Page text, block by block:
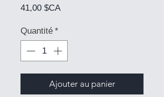
41,00 $CAPrix
Quantité *
Ajouter au panier